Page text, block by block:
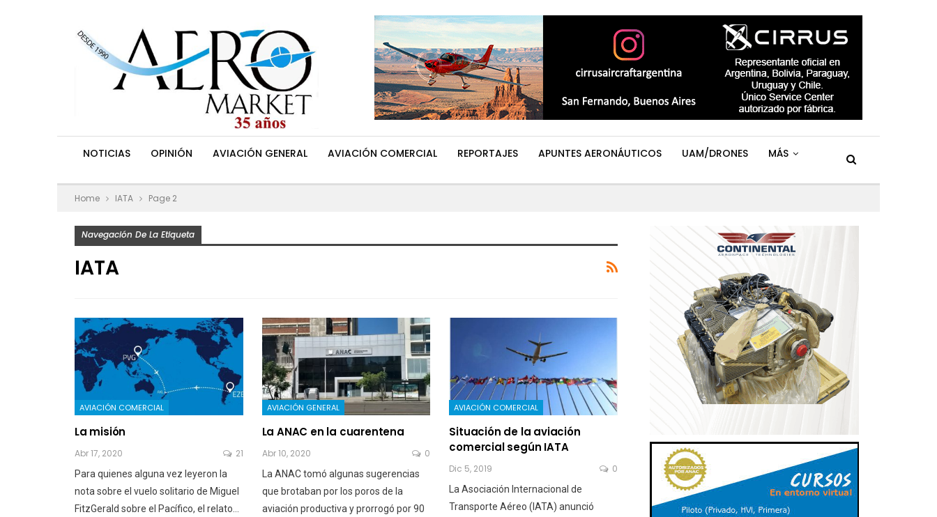
NOTICIAS OPINIÓN AVIACIÓN GENERAL AVIACIÓN COMERCIAL REPORTAJES APUNTES AERONÁUTICOS UAM/DRONES MÁS
Home IATA Page 2
Navegación De La Etiqueta
IATA
AVIACIÓN COMERCIAL
La misión
Abr 17, 2020 21
Para quienes alguna vez leyeron la
nota sobre el vuelo solitario de Miguel
FitzGerald sobre el Pacífico, el relato…
AVIACIÓN GENERAL
La ANAC en la cuarentena
Abr 10, 2020 0
La ANAC tomó algunas sugerencias
que brotaban por los poros de la
aviación productiva y prorrogó por 90
AVIACIÓN COMERCIAL
Situación de la aviación
comercial según IATA
Dic 5, 2019 0
La Asociación Internacional de
Transporte Aéreo (IATA) anunció